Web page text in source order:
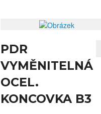
PDR
VYMĚNITELNÁ
OCEL.
KONCOVKA B3